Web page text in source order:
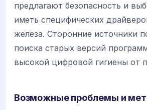
предлагают безопасность и
иметь специфических
железа. Сторонние источники
поиска старых версий
высокой цифровой гигиены от
Возможные проблемы и